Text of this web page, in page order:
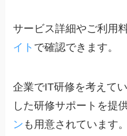
サービス詳細やご利用
イト で確認できます。
企業でIT研修を考えて
した研修サポートを提
ン も用意されています